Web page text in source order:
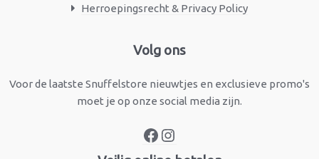
Herroepingsrecht & Privacy Policy
Volg ons
Voor de laatste Snuffelstore nieuwtjes en exclusieve promo's
moet je op onze social media zijn.
Facebook